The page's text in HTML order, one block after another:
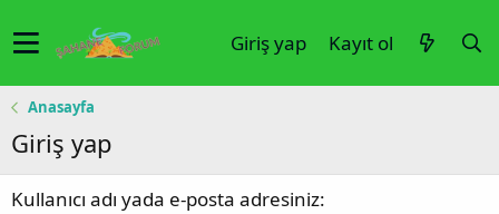
Giriş yap Kayıt ol
Anasayfa
Giriş yap
Kullanıcı adı yada e-posta adresiniz